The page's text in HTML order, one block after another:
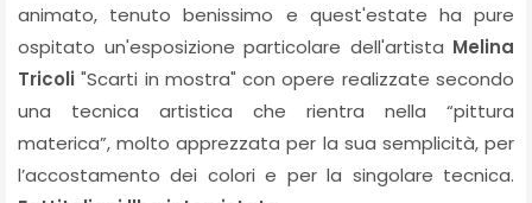
animato, tenuto benissimo e quest'estate ha pure
ospitato un'esposizione particolare dell'artista Melina
Tricoli "Scarti in mostra" con opere realizzate secondo
una tecnica artistica che rientra nella “pittura
materica”, molto apprezzata per la sua semplicità, per
l’accostamento dei colori e per la singolare tecnica.